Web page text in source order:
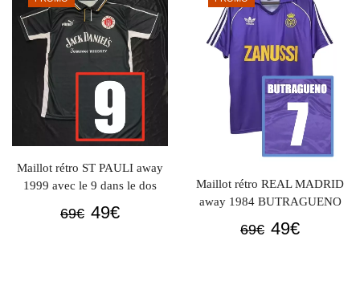
69€. 49€.
Maillot rétro ST PAULI away
1999 avec le 9 dans le dos
69€ Le
49€Le
Maillot rétro REAL MADRID
away 1984 BUTRAGUENO
69€ Le
49€Le